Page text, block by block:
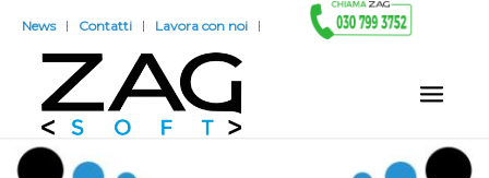
News Contatti Lavora con noi